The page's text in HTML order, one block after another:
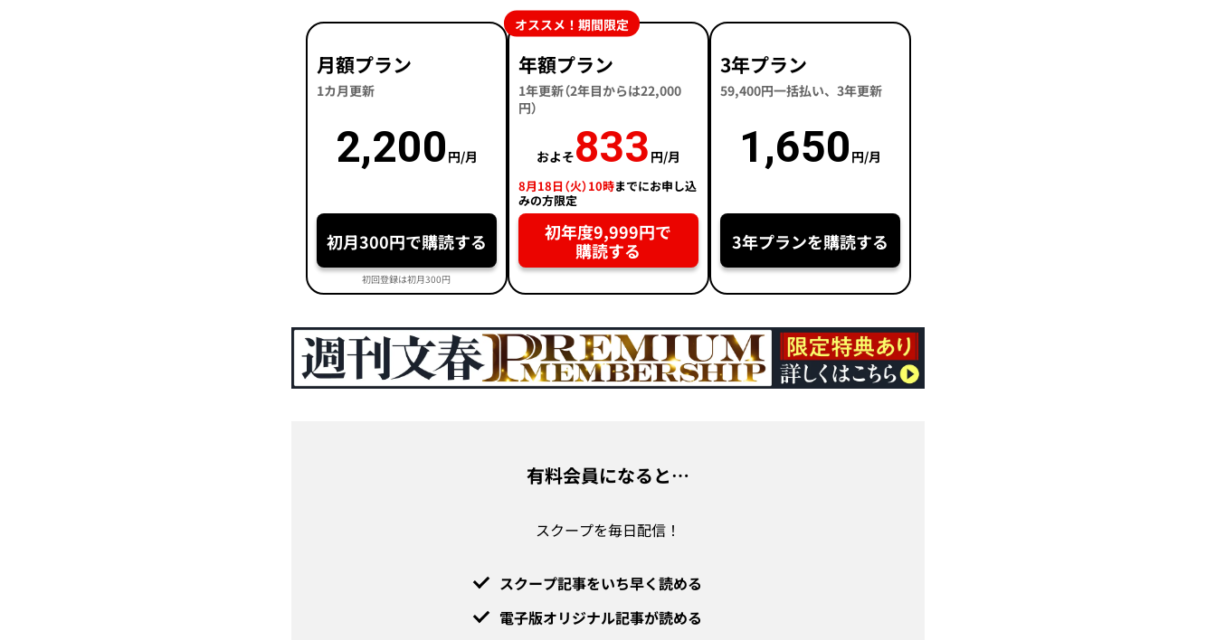
月額プラン
1カ月更新
2,200 円/月
初月300円で購読する
初回登録は初月300円
年額プラン
1年更新（2年目からは22,000
円）
およそ833 円/月
8月18日（火）10時までにお申し込
みの方限定
初年度9,999円で
購読する
オススメ！期間限定
3年プラン
59,400円一括払い、3年更新
1,650 円/月
3年プランを購読する
有料会員になると…
スクープを毎日配信！
スクープ記事をいち早く読める
電子版オリジナル記事が読める